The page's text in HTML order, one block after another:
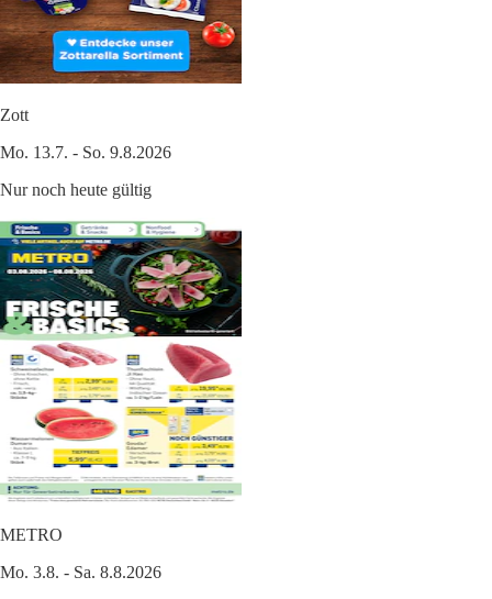
Zott
Mo. 13.7. - So. 9.8.2026
Nur noch heute gültig
METRO
Mo. 3.8. - Sa. 8.8.2026